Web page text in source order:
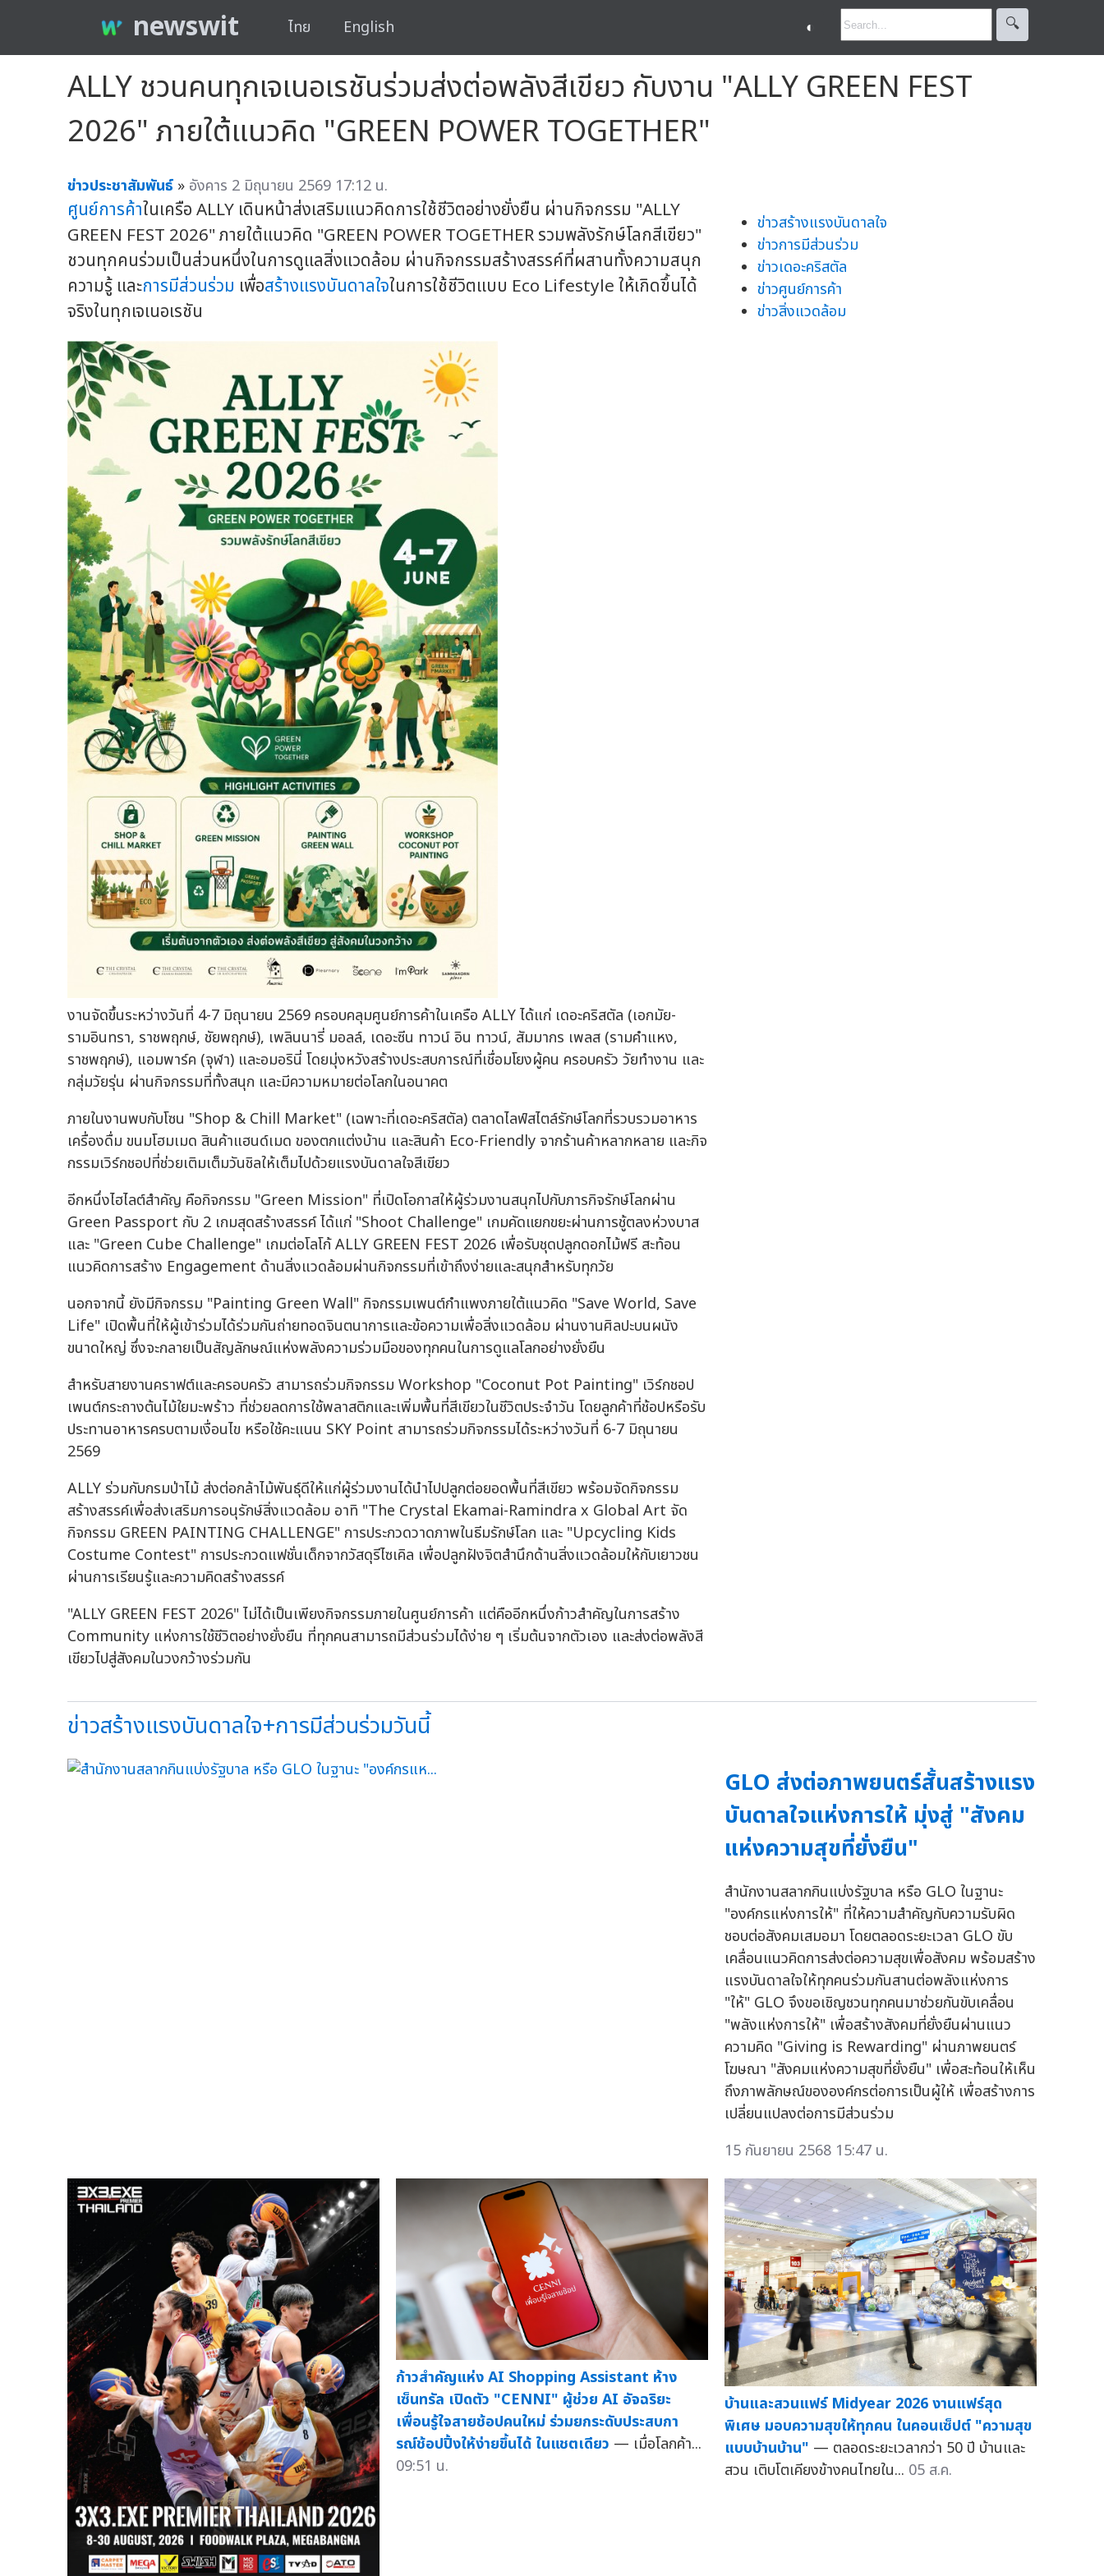
newswit ไทย English ◐ 🔍︎
ALLY ชวนคนทุกเจเนอเรชันร่วมส่งต่อพลังสีเขียว กับงาน "ALLY GREEN FEST
2026" ภายใต้แนวคิด "GREEN POWER TOGETHER"
ข่าวประชาสัมพันธ์ » อังคาร 2 มิถุนายน 2569 17:12 น.
ศูนย์การค้าในเครือ ALLY เดินหน้าส่งเสริมแนวคิดการใช้ชีวิตอย่างยั่งยืน ผ่านกิจกรรม "ALLY
GREEN FEST 2026" ภายใต้แนวคิด "GREEN POWER TOGETHER รวมพลังรักษ์โลกสีเขียว"
ชวนทุกคนร่วมเป็นส่วนหนึ่งในการดูแลสิ่งแวดล้อม ผ่านกิจกรรมสร้างสรรค์ที่ผสานทั้งความสนุก
ความรู้ และการมีส่วนร่วม เพื่อสร้างแรงบันดาลใจในการใช้ชีวิตแบบ Eco Lifestyle ให้เกิดขึ้นได้
จริงในทุกเจเนอเรชัน
งานจัดขึ้นระหว่างวันที่ 4-7 มิถุนายน 2569 ครอบคลุมศูนย์การค้าในเครือ ALLY ได้แก่ เดอะคริสตัล (เอกมัย-
รามอินทรา, ราชพฤกษ์, ชัยพฤกษ์), เพลินนารี่ มอลล์, เดอะซีน ทาวน์ อิน ทาวน์, สัมมากร เพลส (รามคำแหง,
ราชพฤกษ์), แอมพาร์ค (จุฬา) และอมอรินี่ โดยมุ่งหวังสร้างประสบการณ์ที่เชื่อมโยงผู้คน ครอบครัว วัยทำงาน และ
กลุ่มวัยรุ่น ผ่านกิจกรรมที่ทั้งสนุก และมีความหมายต่อโลกในอนาคต
ภายในงานพบกับโซน "Shop & Chill Market" (เฉพาะที่เดอะคริสตัล) ตลาดไลฟ์สไตล์รักษ์โลกที่รวบรวมอาหาร
เครื่องดื่ม ขนมโฮมเมด สินค้าแฮนด์เมด ของตกแต่งบ้าน และสินค้า Eco-Friendly จากร้านค้าหลากหลาย และกิจ
กรรมเวิร์กชอปที่ช่วยเติมเต็มวันชิลให้เต็มไปด้วยแรงบันดาลใจสีเขียว
อีกหนึ่งไฮไลต์สำคัญ คือกิจกรรม "Green Mission" ที่เปิดโอกาสให้ผู้ร่วมงานสนุกไปกับภารกิจรักษ์โลกผ่าน
Green Passport กับ 2 เกมสุดสร้างสรรค์ ได้แก่ "Shoot Challenge" เกมคัดแยกขยะผ่านการชู้ตลงห่วงบาส
และ "Green Cube Challenge" เกมต่อโลโก้ ALLY GREEN FEST 2026 เพื่อรับชุดปลูกดอกไม้ฟรี สะท้อน
แนวคิดการสร้าง Engagement ด้านสิ่งแวดล้อมผ่านกิจกรรมที่เข้าถึงง่ายและสนุกสำหรับทุกวัย
นอกจากนี้ ยังมีกิจกรรม "Painting Green Wall" กิจกรรมเพนต์กำแพงภายใต้แนวคิด "Save World, Save
Life" เปิดพื้นที่ให้ผู้เข้าร่วมได้ร่วมกันถ่ายทอดจินตนาการและข้อความเพื่อสิ่งแวดล้อม ผ่านงานศิลปะบนผนัง
ขนาดใหญ่ ซึ่งจะกลายเป็นสัญลักษณ์แห่งพลังความร่วมมือของทุกคนในการดูแลโลกอย่างยั่งยืน
สำหรับสายงานคราฟต์และครอบครัว สามารถร่วมกิจกรรม Workshop "Coconut Pot Painting" เวิร์กชอป
เพนต์กระถางต้นไม้ใยมะพร้าว ที่ช่วยลดการใช้พลาสติกและเพิ่มพื้นที่สีเขียวในชีวิตประจำวัน โดยลูกค้าที่ช้อปหรือรับ
ประทานอาหารครบตามเงื่อนไข หรือใช้คะแนน SKY Point สามารถร่วมกิจกรรมได้ระหว่างวันที่ 6-7 มิถุนายน
2569
ALLY ร่วมกับกรมป่าไม้ ส่งต่อกล้าไม้พันธุ์ดีให้แก่ผู้ร่วมงานได้นำไปปลูกต่อยอดพื้นที่สีเขียว พร้อมจัดกิจกรรม
สร้างสรรค์เพื่อส่งเสริมการอนุรักษ์สิ่งแวดล้อม อาทิ "The Crystal Ekamai-Ramindra x Global Art จัด
กิจกรรม GREEN PAINTING CHALLENGE" การประกวดวาดภาพในธีมรักษ์โลก และ "Upcycling Kids
Costume Contest" การประกวดแฟชั่นเด็กจากวัสดุรีไซเคิล เพื่อปลูกฝังจิตสำนึกด้านสิ่งแวดล้อมให้กับเยาวชน
ผ่านการเรียนรู้และความคิดสร้างสรรค์
"ALLY GREEN FEST 2026" ไม่ได้เป็นเพียงกิจกรรมภายในศูนย์การค้า แต่คืออีกหนึ่งก้าวสำคัญในการสร้าง
Community แห่งการใช้ชีวิตอย่างยั่งยืน ที่ทุกคนสามารถมีส่วนร่วมได้ง่าย ๆ เริ่มต้นจากตัวเอง และส่งต่อพลังสี
เขียวไปสู่สังคมในวงกว้างร่วมกัน
ข่าวสร้างแรงบันดาลใจ
ข่าวการมีส่วนร่วม
ข่าวเดอะคริสตัล
ข่าวศูนย์การค้า
ข่าวสิ่งแวดล้อม
ข่าวสร้างแรงบันดาลใจ+การมีส่วนร่วมวันนี้
GLO ส่งต่อภาพยนตร์สั้นสร้างแรง
บันดาลใจแห่งการให้ มุ่งสู่ "สังคม
แห่งความสุขที่ยั่งยืน"
สำนักงานสลากกินแบ่งรัฐบาล หรือ GLO ในฐานะ
"องค์กรแห่งการให้" ที่ให้ความสำคัญกับความรับผิด
ชอบต่อสังคมเสมอมา โดยตลอดระยะเวลา GLO ขับ
เคลื่อนแนวคิดการส่งต่อความสุขเพื่อสังคม พร้อมสร้าง
แรงบันดาลใจให้ทุกคนร่วมกันสานต่อพลังแห่งการ
"ให้" GLO จึงขอเชิญชวนทุกคนมาช่วยกันขับเคลื่อน
"พลังแห่งการให้" เพื่อสร้างสังคมที่ยั่งยืนผ่านแนว
ความคิด "Giving is Rewarding" ผ่านภาพยนตร์
โฆษณา "สังคมแห่งความสุขที่ยั่งยืน" เพื่อสะท้อนให้เห็น
ถึงภาพลักษณ์ขององค์กรต่อการเป็นผู้ให้ เพื่อสร้างการ
เปลี่ยนแปลงต่อการมีส่วนร่วม
15 กันยายน 2568 15:47 น.
ก้าวสำคัญแห่ง AI Shopping Assistant ห้าง
เซ็นทรัล เปิดตัว "CENNI" ผู้ช่วย AI อัจฉริยะ
เพื่อนรู้ใจสายช้อปคนใหม่ ร่วมยกระดับประสบกา
รณ์ช้อปปิ้งให้ง่ายขึ้นได้ ในแชตเดียว — เมื่อโลกค้า...
09:51 น.
บ้านและสวนแฟร์ Midyear 2026 งานแฟร์สุด
พิเศษ มอบความสุขให้ทุกคน ในคอนเซ็ปต์ "ความสุข
แบบบ้านบ้าน" — ตลอดระยะเวลากว่า 50 ปี บ้านและ
สวน เติบโตเคียงข้างคนไทยใน... 05 ส.ค.